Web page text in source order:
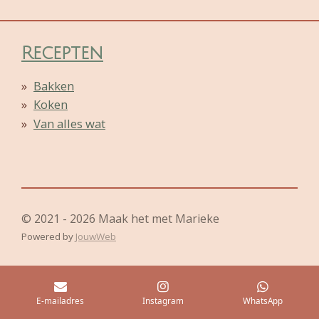
e
l
r
e
Recepten
Bakken
Koken
Van alles wat
© 2021 - 2026 Maak het met Marieke
Powered by JouwWeb
E-mailadres Instagram WhatsApp